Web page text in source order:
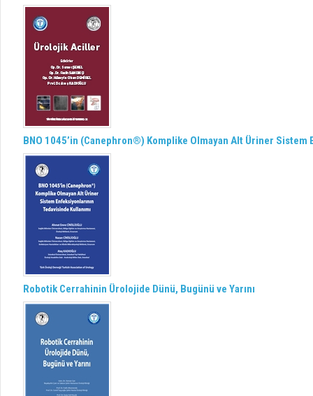
BNO 1045’in (Canephron®) Komplike Olmayan Alt Üriner Sistem
Robotik Cerrahinin Ürolojide Dünü, Bugünü ve Yarını